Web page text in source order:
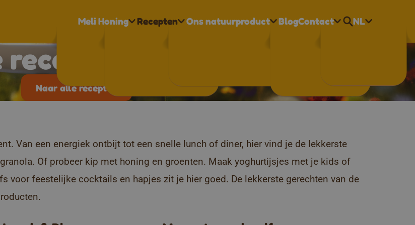
Meli Honing Recepten Ons natuurproduct BlogContact NL
voor elk moment
Naar alle recepten
Van een energiek ontbijt tot een snelle lunch of diner, hier vind je de lekkerste
Of probeer kip met honing en groenten. Maak yoghurtijsjes met je kids of
voor feestelijke cocktails en hapjes zit je hier goed. De lekkerste gerechten van de